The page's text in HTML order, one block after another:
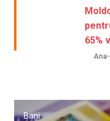
65%
Bani